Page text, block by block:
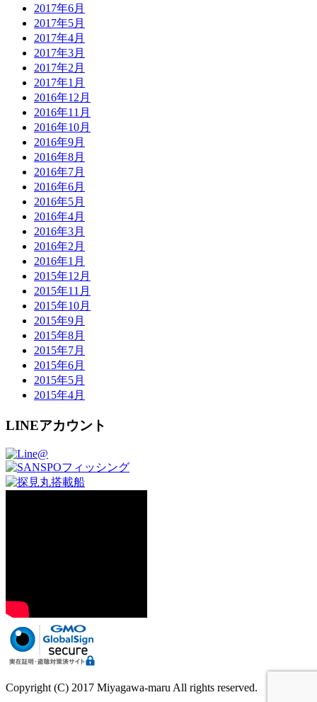
2017年6月
2017年5月
2017年4月
2017年3月
2017年2月
2017年1月
2016年12月
2016年11月
2016年10月
2016年9月
2016年8月
2016年7月
2016年6月
2016年5月
2016年4月
2016年3月
2016年2月
2016年1月
2015年12月
2015年11月
2015年10月
2015年9月
2015年8月
2015年7月
2015年6月
2015年5月
2015年4月
LINEアカウント
Copyright (C) 2017 Miyagawa-maru All rights reserved.